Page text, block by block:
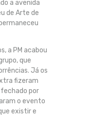
a avenida
de Arte de
a PM acabou
que
Já os
fizeram
por
o evento
existir e